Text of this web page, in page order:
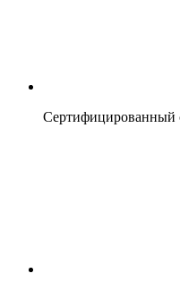
Сертифицированный